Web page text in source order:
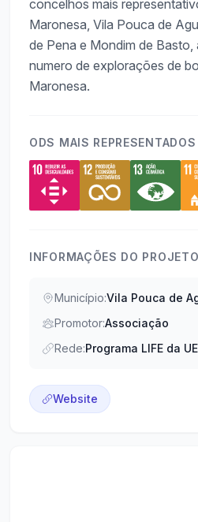
concelhos mais
Maronesa, Vila Pouca de
de Pena e Mondim de
numero de explorações de
Maronesa.
ODS MAIS REPRESENTADOS
INFORMAÇÕES DO PROJETO
Município:Vila Pouca de
Promotor:Associação
Rede:Programa LIFE da UE
Website